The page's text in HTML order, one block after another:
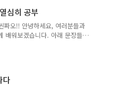
심히 공부
오!! 안녕하세요, 여러분들과
배워보겠습니다. 아래 문장들은
우 경애해요. 엠 / 터이 / 으엉 /
/ 매우 / 아~~ (해석)나는 오
다